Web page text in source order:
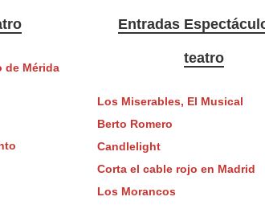
de Mérida
Entradas
teatro
Los Miserables, El Musical
Berto Romero
Candlelight
Corta el cable rojo en Madrid
Los Morancos